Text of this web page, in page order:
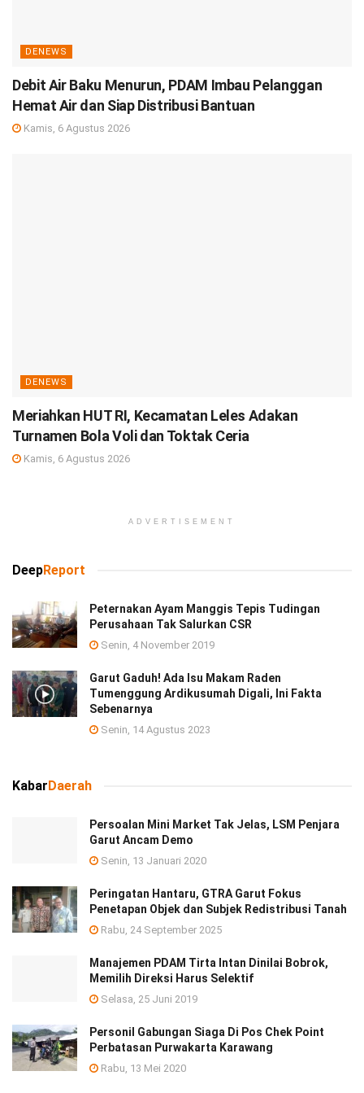
DENEWS
Debit Air Baku Menurun, PDAM Imbau Pelanggan
Hemat Air dan Siap Distribusi Bantuan
Kamis, 6 Agustus 2026
DENEWS
Meriahkan HUT RI, Kecamatan Leles Adakan
Turnamen Bola Voli dan Toktak Ceria
Kamis, 6 Agustus 2026
ADVERTISEMENT
DeepReport
Peternakan Ayam Manggis Tepis Tudingan
Perusahaan Tak Salurkan CSR
Senin, 4 November 2019
Garut Gaduh! Ada Isu Makam Raden
Tumenggung Ardikusumah Digali, Ini Fakta
Sebenarnya
Senin, 14 Agustus 2023
KabarDaerah
Persoalan Mini Market Tak Jelas, LSM Penjara
Garut Ancam Demo
Senin, 13 Januari 2020
Peringatan Hantaru, GTRA Garut Fokus
Penetapan Objek dan Subjek Redistribusi Tanah
Rabu, 24 September 2025
Manajemen PDAM Tirta Intan Dinilai Bobrok,
Memilih Direksi Harus Selektif
Selasa, 25 Juni 2019
Personil Gabungan Siaga Di Pos Chek Point
Perbatasan Purwakarta Karawang
Rabu, 13 Mei 2020